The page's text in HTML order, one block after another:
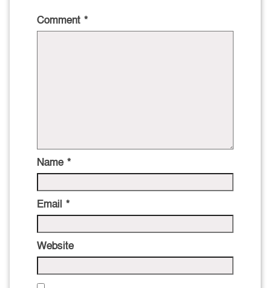
Comment *
Name *
Email *
Website